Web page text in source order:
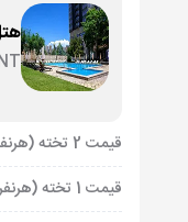
قیمت 2 تخته (هرنفر)
قیمت 1 تخته (هرنفر)